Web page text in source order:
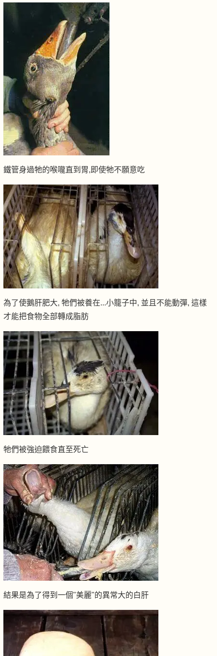
鐵管身過牠的喉嚨直到胃,即使牠不願意吃
為了使鵝肝肥大, 牠們被養在...小籠子中, 並且不能動彈, 這樣
才能把食物全部轉成脂肪
牠們被強迫餵食直至死亡
結果是為了得到一個"美麗"的異常大的白肝